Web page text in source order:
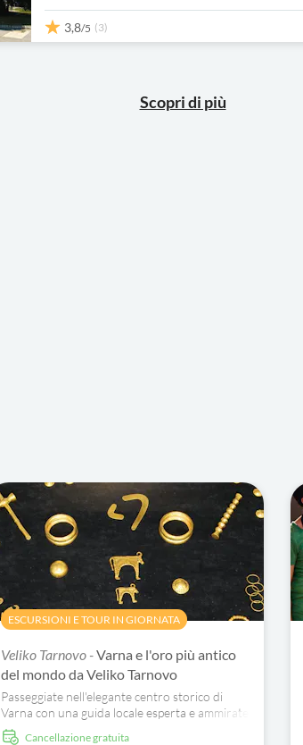
3,8/5 (3)
Scopri di più
ESCURSIONI E TOUR IN GIORNATA
Veliko Tarnovo -Varna e l'oro più antico
del mondo da Veliko Tarnovo
Passeggiate nell'elegante centro storico di
Varna con una guida locale esperta e ammirate
le viste mozzafiato sul Mar Nero al Sea Garden
Cancellazione gratuita